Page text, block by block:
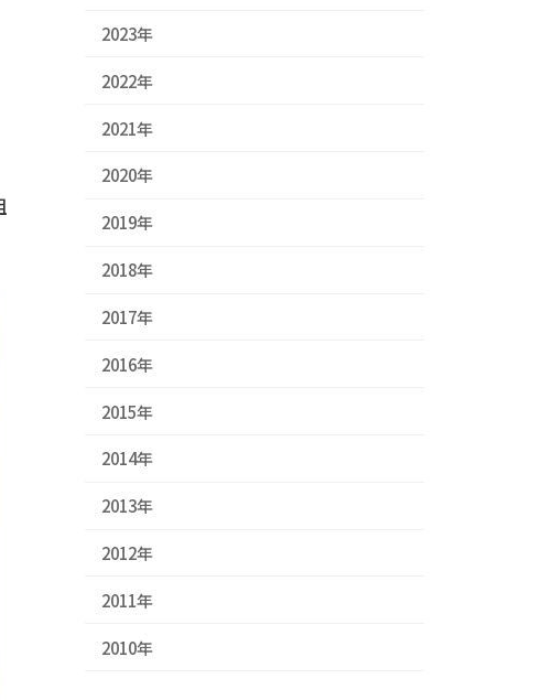
2023年
2022年
2021年
2020年
2019年
2018年
2017年
2016年
2015年
2014年
2013年
2012年
2011年
2010年